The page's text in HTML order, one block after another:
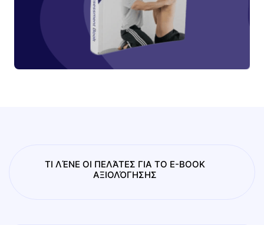
ΤΙ ΛΈΝΕ ΟΙ ΠΕΛΆΤΕΣ ΓΙΑ ΤΟ E-BOOK
ΑΞΙΟΛΌΓΗΣΗΣ